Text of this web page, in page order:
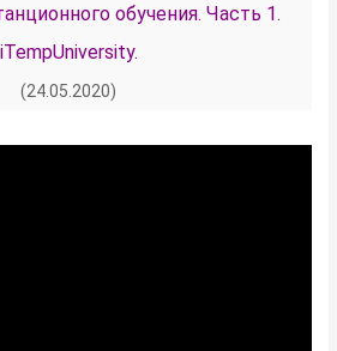
обучения. Часть 1.
iTempUniversity.
(24.05.2020)